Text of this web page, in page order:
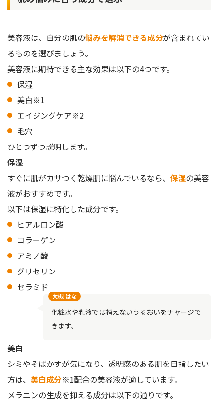
美容液は、自分の肌の悩みを解消できる成分が含まれてい
るものを選びましょう。
美容液に期待できる主な効果は以下の4つです。
保湿
美白※1
エイジングケア※2
毛穴
ひとつずつ説明します。
保湿
すぐに肌がカサつく乾燥肌に悩んでいるなら、 保湿の美容
液がおすすめです。
以下は保湿に特化した成分です。
ヒアルロン酸
コラーゲン
アミノ酸
グリセリン
セラミド
大槻 はな
化粧水や乳液では補えないうるおいをチャージで
きます。
美白
シミやそばかすが気になり、透明感のある肌を目指したい
方は、 美白成分※1配合の美容液が適しています。
メラニンの生成を抑える成分は以下の通りです。